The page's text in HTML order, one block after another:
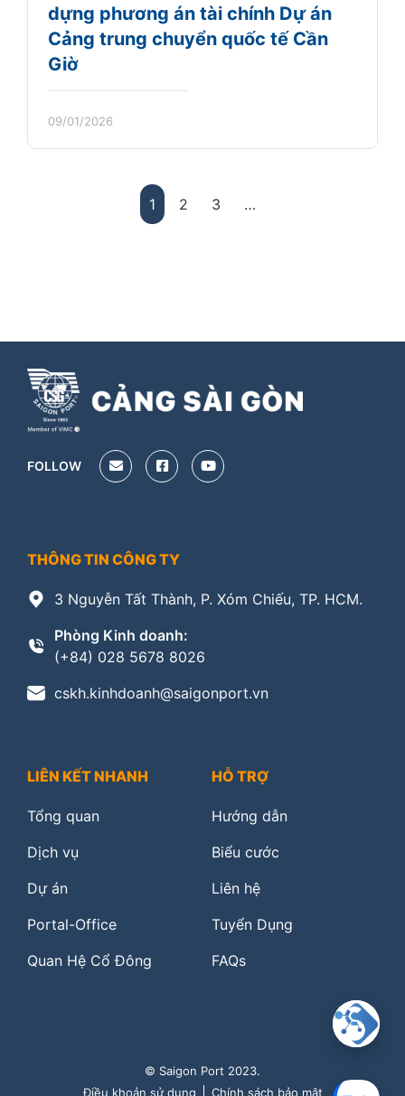
dựng phương án tài chính Dự án
Cảng trung chuyển quốc tế Cần
Giờ
09/01/2026
1 2 3 …
FOLLOW
THÔNG TIN CÔNG TY
3 Nguyễn Tất Thành, P. Xóm Chiếu, TP. HCM.
Phòng Kinh doanh:
(+84) 028 5678 8026
cskh.kinhdoanh@saigonport.vn
LIÊN KẾT NHANH
Tổng quan
Dịch vụ
Dự án
Portal-Office
Quan Hệ Cổ Đông
HỖ TRỢ
Hướng dẫn
Biểu cước
Liên hệ
Tuyển Dụng
FAQs
© Saigon Port 2023.
Điều khoản sử dụng
Chính sách bảo mật